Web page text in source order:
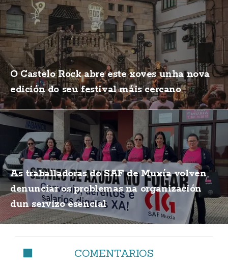
O Castelo Rock abre este xoves unha nova
edición do seu festival máis cercano
As traballadoras do SAF de Muxía volven
denunciar os problemas na organización
dun servizo esencial
COMENTARIOS